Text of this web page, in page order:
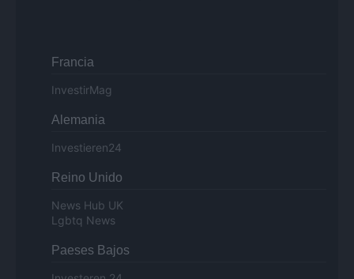
Francia
InvestirMag
Alemania
Investieren24
Reino Unido
News Hub UK
Lgbtq News
Paeses Bajos